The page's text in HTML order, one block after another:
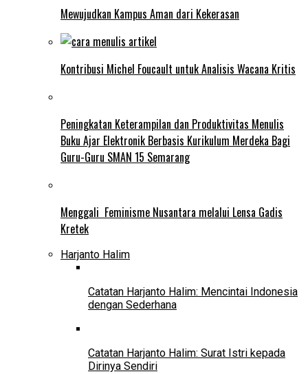
Mewujudkan Kampus Aman dari Kekerasan
Kontribusi Michel Foucault untuk Analisis Wacana Kritis
Peningkatan Keterampilan dan Produktivitas Menulis
Buku Ajar Elektronik Berbasis Kurikulum Merdeka Bagi
Guru-Guru SMAN 15 Semarang
Menggali Feminisme Nusantara melalui Lensa Gadis
Kretek
Harjanto Halim
Catatan Harjanto Halim: Mencintai Indonesia
dengan Sederhana
Catatan Harjanto Halim: Surat Istri kepada
Dirinya Sendiri